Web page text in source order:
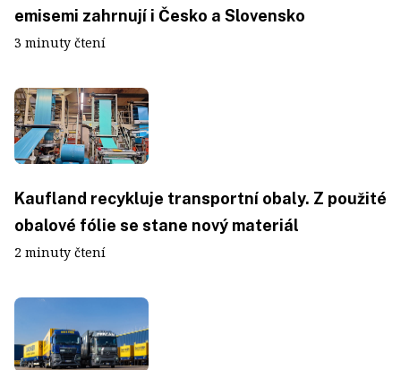
emisemi zahrnují i Česko a Slovensko
3 minuty čtení
Kaufland recykluje transportní obaly. Z použité
obalové fólie se stane nový materiál
2 minuty čtení